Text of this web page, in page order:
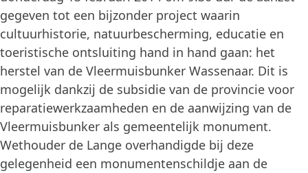
gegeven tot een bijzonder project waarin
cultuurhistorie, natuurbescherming, educatie en
toeristische ontsluiting hand in hand gaan: het
herstel van de Vleermuisbunker Wassenaar. Dit is
mogelijk dankzij de subsidie van de provincie voor
reparatiewerkzaamheden en de aanwijzing van de
Vleermuisbunker als gemeentelijk monument.
Wethouder de Lange overhandigde bij deze
gelegenheid een monumentenschildje aan de